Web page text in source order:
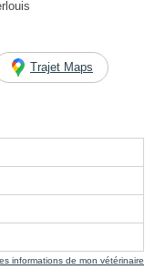
Trajet Maps
informations de mon vétérinaire